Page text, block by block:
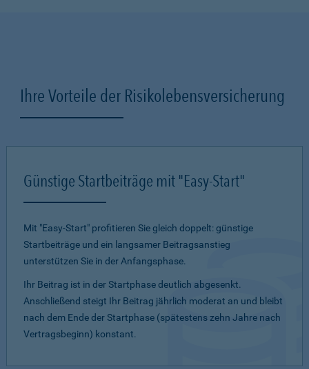
Ihre Vorteile der Risikolebensversicherung
Günstige Startbeiträge mit "Easy-Start"
Mit "Easy-Start" profitieren Sie gleich doppelt: günstige
Startbeiträge und ein lang­samer Beitragsanstieg
unterstützen Sie in der Anfangsphase.
Ihr Beitrag ist in der Startphase deutlich abgesenkt.
Anschließend steigt Ihr Beitrag jährlich moderat an und bleibt
nach dem Ende der Startphase (spätestens zehn Jahre nach
Vertragsbeginn) konstant.